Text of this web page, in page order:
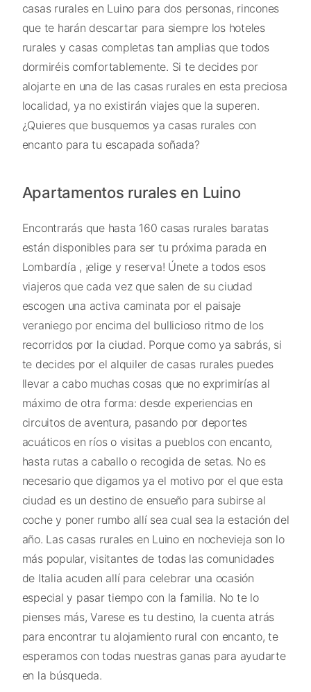
casas rurales en Luino para dos personas, rincones
que te harán descartar para siempre los hoteles
rurales y casas completas tan amplias que todos
dormiréis comfortablemente. Si te decides por
alojarte en una de las casas rurales en esta preciosa
localidad, ya no existirán viajes que la superen.
¿Quieres que busquemos ya casas rurales con
encanto para tu escapada soñada?
Apartamentos rurales en Luino
Encontrarás que hasta 160 casas rurales baratas
están disponibles para ser tu próxima parada en
Lombardía , ¡elige y reserva! Únete a todos esos
viajeros que cada vez que salen de su ciudad
escogen una activa caminata por el paisaje
veraniego por encima del bullicioso ritmo de los
recorridos por la ciudad. Porque como ya sabrás, si
te decides por el alquiler de casas rurales puedes
llevar a cabo muchas cosas que no exprimirías al
máximo de otra forma: desde experiencias en
circuitos de aventura, pasando por deportes
acuáticos en ríos o visitas a pueblos con encanto,
hasta rutas a caballo o recogida de setas. No es
necesario que digamos ya el motivo por el que esta
ciudad es un destino de ensueño para subirse al
coche y poner rumbo allí sea cual sea la estación del
año. Las casas rurales en Luino en nochevieja son lo
más popular, visitantes de todas las comunidades
de Italia acuden allí para celebrar una ocasión
especial y pasar tiempo con la familia. No te lo
pienses más, Varese es tu destino, la cuenta atrás
para encontrar tu alojamiento rural con encanto, te
esperamos con todas nuestras ganas para ayudarte
en la búsqueda.